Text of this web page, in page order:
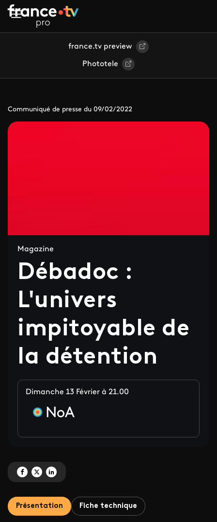
Aller au contenu principal
france.tv preview
Phototele
Communiqué de presse du 09/02/2022
Magazine
Débadoc :
L'univers
impitoyable de
la détention
Dimanche 13 Février à 21.00
Partagez 'Débadoc : L'univers impitoyable de la détention' sur Facebook
Partagez 'Débadoc : L'univers impitoyable de la détention' sur X
Partagez 'Débadoc : L'univers impitoyable de la détention' sur
Présentation Fiche technique